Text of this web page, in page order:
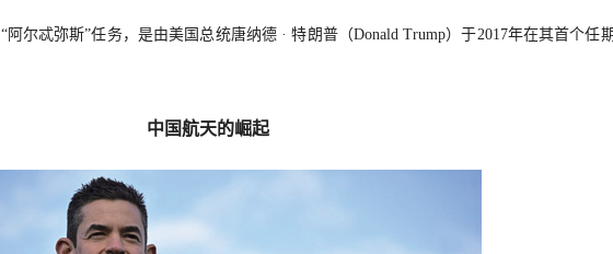
“阿尔忒弥斯”任务，是由美国总统唐纳德 · 特朗普（Donald Trump）于2017年在其首个任期
中国航天的崛起